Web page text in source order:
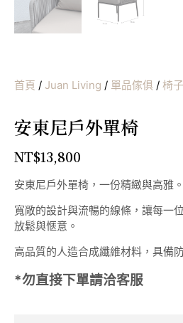
首頁 / Juan Living / 單品傢俱 / 椅子
安東尼戶外單椅
NT$13,800
安東尼戶外單椅，一份精緻與高雅。
寬敞的設計與流暢的線條，讓每一
放鬆與愜意。
高品質的人造合成纖維材料，具備
*勿直接下單請洽客服